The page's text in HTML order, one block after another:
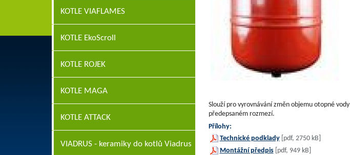
Slouží pro vyrovnávání změn objemu otopné
předepsaném rozmezí.
Přílohy:
Technické podklady[pdf, 2750 kB]
Montážní předpis[pdf, 949 kB]
KOTLE VIAFLAMES
KOTLE EkoScroll
KOTLE ROJEK
KOTLE MAGA
KOTLE ATTACK
VIADRUS - keramiky do kotlů Viadrus